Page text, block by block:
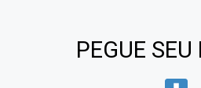
PEGUE SEU